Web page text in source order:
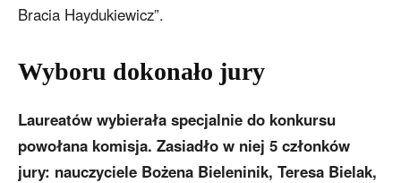
Bracia Haydukiewicz”.
Wyboru dokonało jury
Laureatów wybierała specjalnie do konkursu
powołana komisja. Zasiadło w niej 5 członków
jury: nauczyciele Bożena Bieleninik, Teresa Bielak,